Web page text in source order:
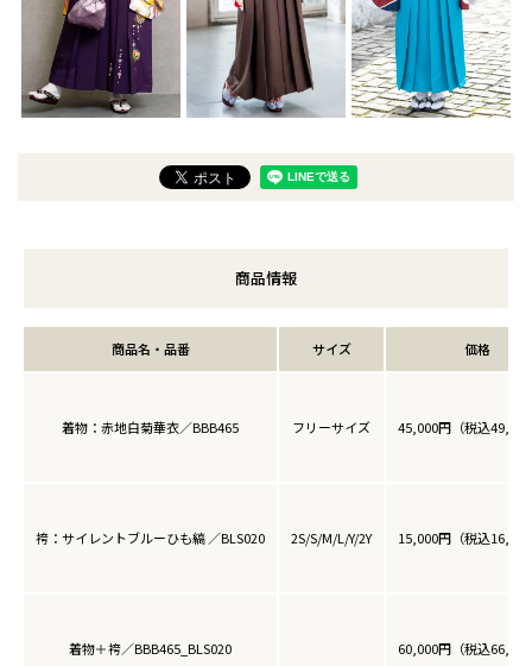
商品情報
商品名・品番 サイズ 価格
着物：赤地白菊華衣／BBB465 フリーサイズ 45,000円（税込
袴：サイレントブルーひも縞 ／BLS020 2S/S/M/L/Y/2Y 15,000円（税込
着物＋袴／BBB465_BLS020 60,000円（税込